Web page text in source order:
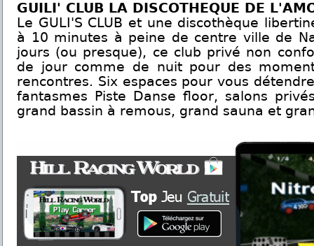
GUILI' CLUB LA DISCOTHEQUE DE
Le GULI'S CLUB et une discothèque
à 10 minutes à peine de centre ville de
jours (ou presque), ce club privé non
de jour comme de nuit pour des
rencontres. Six espaces pour vous
fantasmes Piste Danse floor, salons
grand bassin à remous, grand sauna et